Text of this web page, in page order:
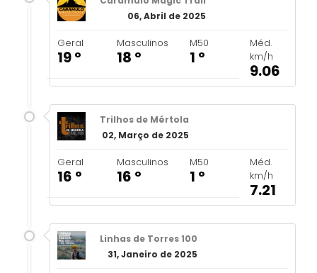
06, Abril de 2025
Geral
19 º
Masculinos
18 º
M50
1 º
Méd.
km/h
9.06
Trilhos de Mértola
02, Março de 2025
Geral
16 º
Masculinos
16 º
M50
1 º
Méd.
km/h
7.21
Linhas de Torres 100
31, Janeiro de 2025